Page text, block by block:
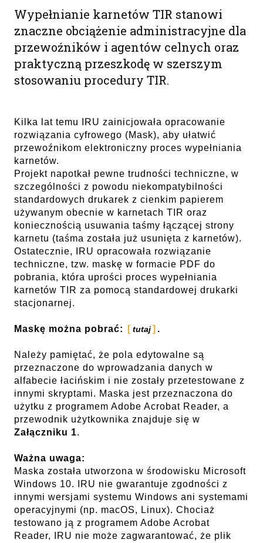
Wypełnianie karnetów TIR stanowi
znaczne obciążenie administracyjne dla
przewoźników i agentów celnych oraz
praktyczną przeszkodę w szerszym
stosowaniu procedury TIR.
Kilka lat temu IRU zainicjowała opracowanie
rozwiązania cyfrowego (Mask), aby ułatwić
przewoźnikom elektroniczny proces wypełniania
karnetów.
Projekt napotkał pewne trudności techniczne, w
szczególności z powodu niekompatybilności
standardowych drukarek z cienkim papierem
używanym obecnie w karnetach TIR oraz
koniecznością usuwania taśmy łączącej strony
karnetu (taśma została już usunięta z karnetów).
Ostatecznie, IRU opracowała rozwiązanie
techniczne, tzw. maskę w formacie PDF do
pobrania, która uprości proces wypełniania
karnetów TIR za pomocą standardowej drukarki
stacjonarnej.
Maskę można pobrać: tutaj .
Należy pamiętać, że pola edytowalne są
przeznaczone do wprowadzania danych w
alfabecie łacińskim i nie zostały przetestowane z
innymi skryptami. Maska jest przeznaczona do
użytku z programem Adobe Acrobat Reader, a
przewodnik użytkownika znajduje się w
Załączniku 1.
Ważna uwaga:
Maska została utworzona w środowisku Microsoft
Windows 10. IRU nie gwarantuje zgodności z
innymi wersjami systemu Windows ani systemami
operacyjnymi (np. macOS, Linux). Chociaż
testowano ją z programem Adobe Acrobat
Reader, IRU nie może zagwarantować, że plik